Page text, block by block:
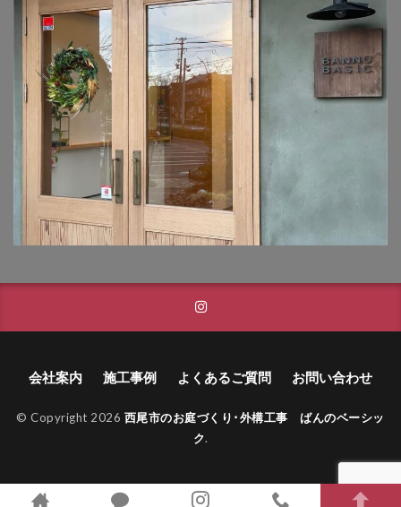
会社案内 施工事例 よくあるご質問 お問い合わせ
© Copyright 2026 西尾市のお庭づくり･外構工事 ばんのベーシッ
ク.
タカショー セラトップストーンタイル
タカショー セラレバンテ
タカショー タンモクウッド
タカショー デザインパネルⅡ
タカショー フレームポーチ
タカショー マリンライト
タカショー モクプラボード
タカショー モダンクラシックライト
タカショー ロイヤルフェンス
トーシンコーポレーション unティーラ
パナソニック LGW46149K
パナソニック コンボ
パナソニック ユーロバッグ
ボビ
ボビカーゴ
マックスノブロック ボン
ユーロ物置 フロントエントリー